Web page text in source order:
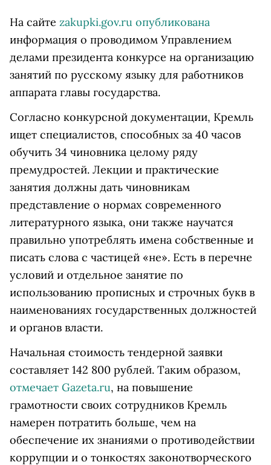
На сайте zakupki.gov.ru опубликована
информация о проводимом Управлением
делами президента конкурсе на организацию
занятий по русскому языку для работников
аппарата главы государства.
Согласно конкурсной документации, Кремль
ищет специалистов, способных за 40 часов
обучить 34 чиновника целому ряду
премудростей. Лекции и практические
занятия должны дать чиновникам
представление о нормах современного
литературного языка, они также научатся
правильно употреблять имена собственные и
писать слова с частицей «не». Есть в перечне
условий и отдельное занятие по
использованию прописных и строчных букв в
наименованиях государственных должностей
и органов власти.
Начальная стоимость тендерной заявки
составляет 142 800 рублей. Таким образом,
отмечает Gazeta.ru, на повышение
грамотности своих сотрудников Кремль
намерен потратить больше, чем на
обеспечение их знаниями о противодействии
коррупции и о тонкостях законотворческого